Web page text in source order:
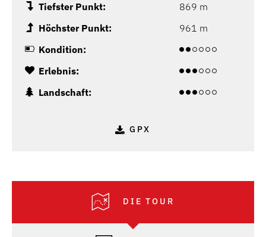
Tiefster Punkt:
869 m
Höchster Punkt:
961 m
Kondition:
Erlebnis:
Landschaft:
GPX
DIE TOUR